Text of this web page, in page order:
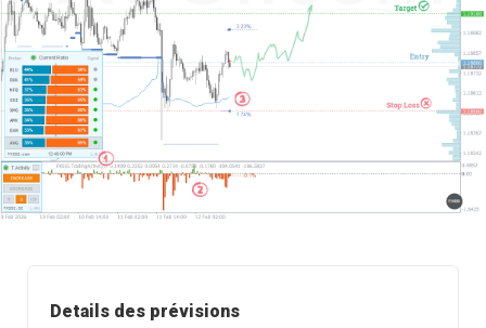
Details des prévisions